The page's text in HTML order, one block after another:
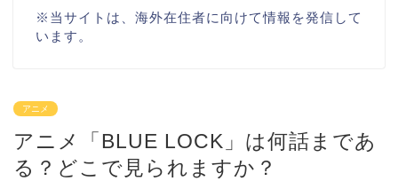
※当サイトは、海外在住者に向けて情報を発信して
います。
アニメ
アニメ「BLUE LOCK」は何話まであ
る？どこで見られますか？